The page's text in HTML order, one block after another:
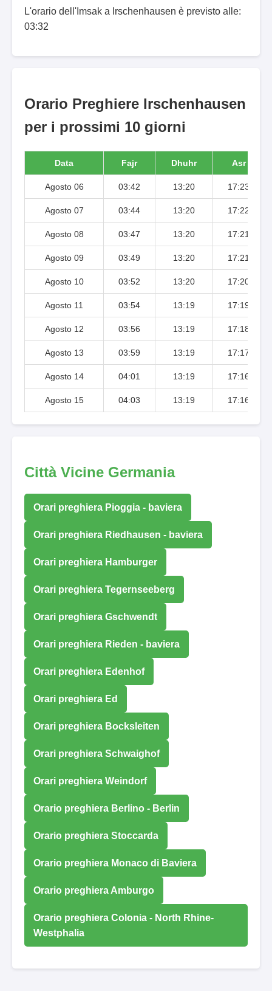
L'orario dell'Imsak a Irschenhausen è previsto alle:
03:32
Orario Preghiere Irschenhausen
per i prossimi 10 giorni
Data Fajr Dhuhr Asr
Agosto 06 03:42 13:20 17:23
Agosto 07 03:44 13:20 17:22
Agosto 08 03:47 13:20 17:21
Agosto 09 03:49 13:20 17:21
Agosto 10 03:52 13:20 17:20
Agosto 11 03:54 13:19 17:19
Agosto 12 03:56 13:19 17:18
Agosto 13 03:59 13:19 17:17
Agosto 14 04:01 13:19 17:16
Agosto 15 04:03 13:19 17:16
Città Vicine Germania
Orari preghiera Pioggia - baviera
Orari preghiera Riedhausen - baviera
Orari preghiera Hamburger
Orari preghiera Tegernseeberg
Orari preghiera Gschwendt
Orari preghiera Rieden - baviera
Orari preghiera Edenhof
Orari preghiera Ed
Orari preghiera Bocksleiten
Orari preghiera Schwaighof
Orari preghiera Weindorf
Orario preghiera Berlino - Berlin
Orario preghiera Stoccarda
Orario preghiera Monaco di Baviera
Orario preghiera Amburgo
Orario preghiera Colonia - North Rhine-
Westphalia